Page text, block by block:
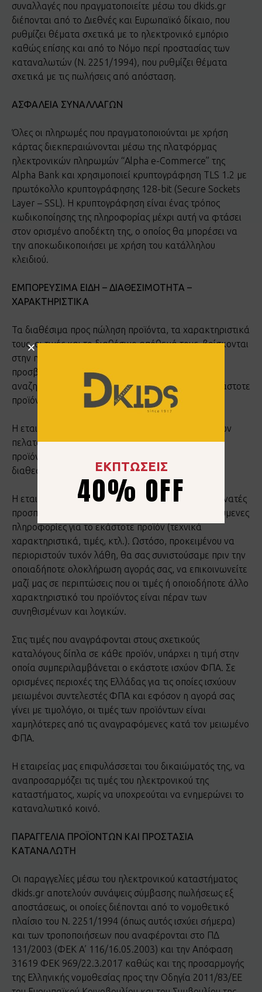
συναλλαγές που πραγματοποιείτε μέσω του dkids.gr
διέπονται από το Διεθνές και Ευρωπαϊκό δίκαιο, που
ρυθμίζει θέματα σχετικά με το ηλεκτρονικό εμπόριο
καθώς επίσης και από το Νόμο περί προστασίας των
καταναλωτών (Ν. 2251/1994), που ρυθμίζει θέματα
σχετικά με τις πωλήσεις από απόσταση.
ΑΣΦΑΛΕΙΑ ΣΥΝΑΛΛΑΓΩΝ
Όλες οι πληρωμές που πραγματοποιούνται με χρήση
κάρτας διεκπεραιώνονται μέσω της πλατφόρμας
ηλεκτρονικών πληρωμών “Alpha e-Commerce” της
Alpha Bank και χρησιμοποιεί κρυπτογράφηση TLS 1.2 με
πρωτόκολλο κρυπτογράφησης 128-bit (Secure Sockets
Layer – SSL). Η κρυπτογράφηση είναι ένας τρόπος
κωδικοποίησης της πληροφορίας μέχρι αυτή να φτάσει
στον ορισμένο αποδέκτη της, ο οποίος θα μπορέσει να
την αποκωδικοποιήσει με χρήση του κατάλληλου
κλειδιού.
ΕΜΠΟΡΕΥΣΙΜΑ ΕΙΔΗ – ΔΙΑΘΕΣΙΜΟΤΗΤΑ –
ΧΑΡΑΚΤΗΡΙΣΤΙΚΑ
Τα διαθέσιμα προς πώληση προϊόντα, τα χαρακτηριστικά
τους, οι τιμές και το διαθέσιμο απόθεμά τους, βρίσκονται
στην ηλεκτρονική διεύθυνση dkids.gr και είναι
προσβάσιμα σε όλους. Οι χρήστες μπορούν να
αναζητήσουν περισσότερες πληροφορίες για το εκάστοτε
προϊόν κάνοντας κλικ στο εικονίδιο του προϊόντος.
Η εταιρεία μας εγγυάται την έγκαιρη ενημέρωση των
πελατών σχετικά με τη διαθεσιμότητά ή μη των
προϊόντων, δε φέρει όμως καμία ευθύνη για τη
διαθεσιμότητά τους.
Η εταιρεία μας καταβάλλει καθημερινά όλες τις δυνατές
προσπάθειες έτσι ώστε να παρέχει όλες τις απαιτούμενες
πληροφορίες για το εκάστοτε προϊόν (τεχνικά
χαρακτηριστικά, τιμές, κτλ.). Ωστόσο, προκειμένου να
περιοριστούν τυχόν λάθη, θα σας συνιστούσαμε πριν την
οποιαδήποτε ολοκλήρωση αγοράς σας, να επικοινωνείτε
μαζί μας σε περιπτώσεις που οι τιμές ή οποιοδήποτε άλλο
χαρακτηριστικό του προϊόντος είναι πέραν των
συνηθισμένων και λογικών.
Στις τιμές που αναγράφονται στους σχετικούς
καταλόγους δίπλα σε κάθε προϊόν, υπάρχει η τιμή στην
οποία συμπεριλαμβάνεται ο εκάστοτε ισχύον ΦΠΑ. Σε
ορισμένες περιοχές της Ελλάδας για τις οποίες ισχύουν
μειωμένοι συντελεστές ΦΠΑ και εφόσον η αγορά σας
γίνει με τιμολόγιο, οι τιμές των προϊόντων είναι
χαμηλότερες από τις αναγραφόμενες κατά τον μειωμένο
ΦΠΑ.
Η εταιρείας μας επιφυλάσσεται του δικαιώματός της, να
αναπροσαρμόζει τις τιμές του ηλεκτρονικού της
καταστήματος, χωρίς να υποχρεούται να ενημερώνει το
καταναλωτικό κοινό.
ΠΑΡΑΓΓΕΛΙΑ ΠΡΟΪΟΝΤΩΝ ΚΑΙ ΠΡΟΣΤΑΣΙΑ
ΚΑΤΑΝΑΛΩΤΗ
Οι παραγγελίες μέσω του ηλεκτρονικού καταστήματος
dkids.gr αποτελούν συνάψεις σύμβασης πωλήσεως εξ
αποστάσεως, οι οποίες διέπονται από το νομοθετικό
πλαίσιο του Ν. 2251/1994 (όπως αυτός ισχύει σήμερα)
και των τροποποιήσεων που αναφέρονται στο ΠΔ
131/2003 (ΦΕΚ Α’ 116/16.05.2003) και την Απόφαση
31619 ΦΕΚ 969/22.3.2017 καθώς και της προσαρμογής
της Ελληνικής νομοθεσίας προς την Οδηγία 2011/83/ΕΕ
ΕΚΠΤΩΣΕΙΣ
40% OFF